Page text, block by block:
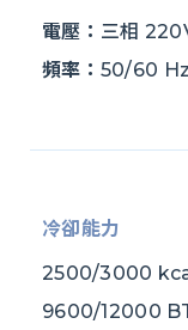
電壓： 三相
頻率： 50/60 Hz
冷卻能力
2500/3000
9600/12000